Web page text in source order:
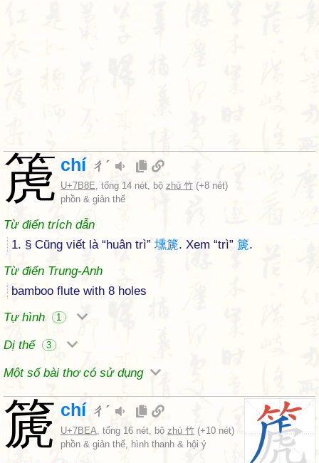
箎 chí ㄔˊ
U+7B8E, tổng 14 nét, bộ zhú 竹 (+8 nét)
phồn & giản thể
Từ điển trích dẫn
1. § Cũng viết là “huân trì” 壎篪. Xem “trì” 篪.
Từ điển Trung-Anh
bamboo flute with 8 holes
Tự hình
1
Dị thể 3
Một số bài thơ có sử dụng
篪 chí ㄔˊ
U+7BEA, tổng 16 nét, bộ zhú 竹 (+10 nét)
phồn & giản thể, hình thanh & hội ý